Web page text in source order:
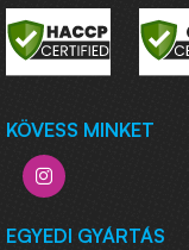
KÖVESS MINKET
EGYEDI GYÁRTÁS